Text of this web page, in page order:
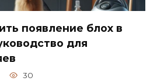
появление блох в
для
30